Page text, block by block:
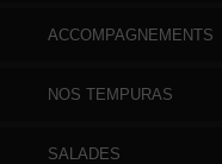
ACCOMPAGNEMENTS
NOS TEMPURAS
SALADES